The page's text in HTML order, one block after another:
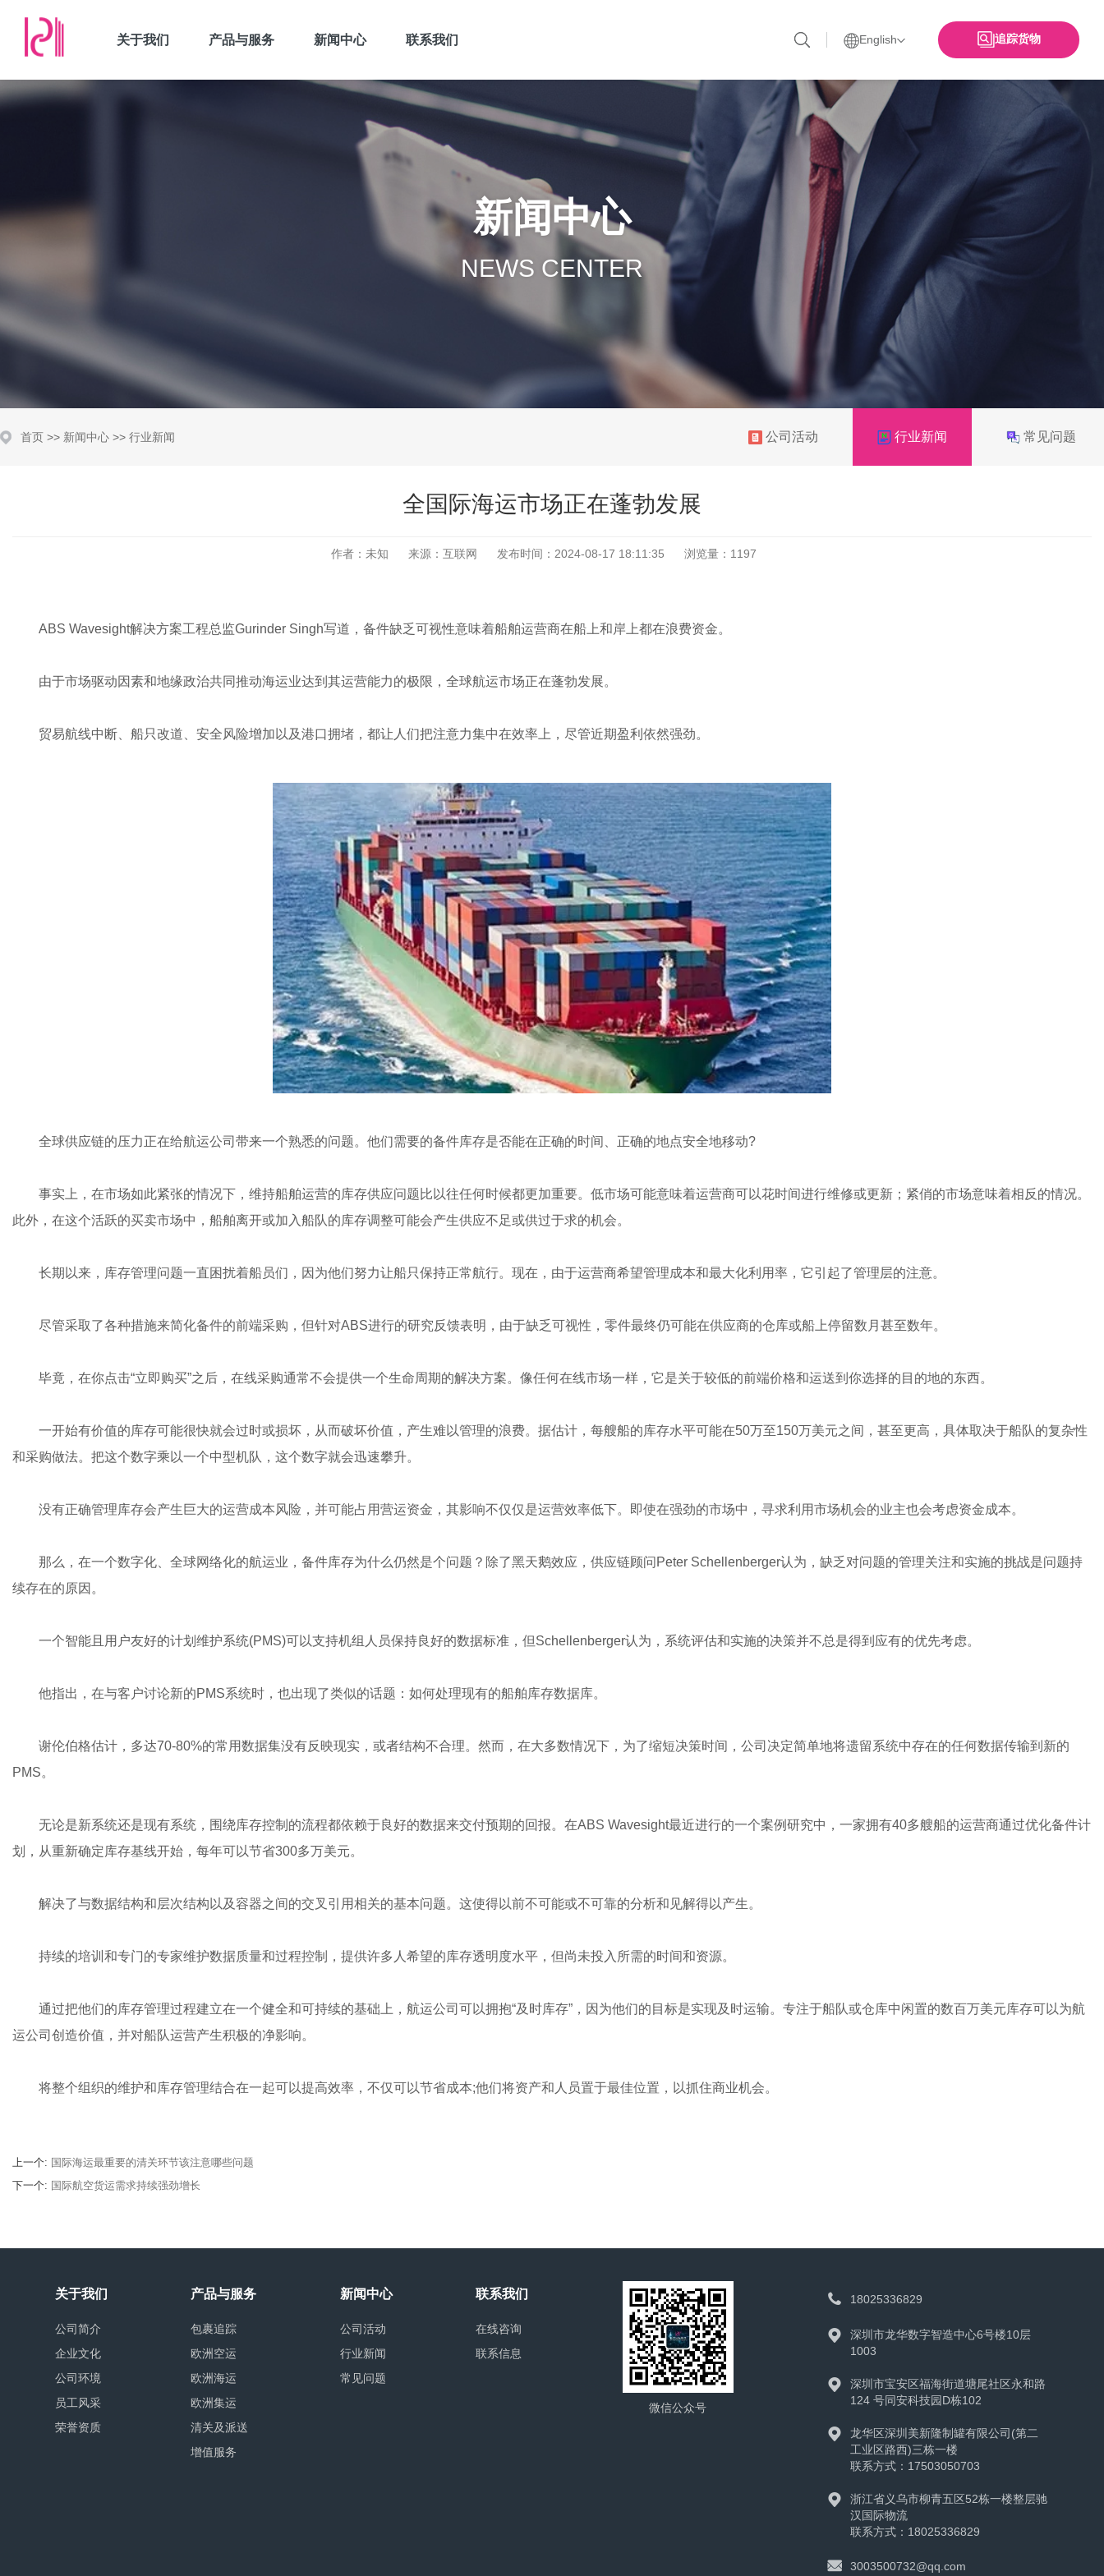
关于我们 产品与服务 新闻中心 联系我们 English 追踪货物
新闻中心
NEWS CENTER
首页 >> 新闻中心 >> 行业新闻 公司活动 行业新闻 常见问题
全国际海运市场正在蓬勃发展
作者：未知 来源：互联网 发布时间： 2024-08-17 18:11:35 浏览量： 1197
ABS Wavesight解决方案工程总监Gurinder Singh写道，备件缺乏可视性意味着船舶运营商在船上和岸上都在浪费资金。
由于市场驱动因素和地缘政治共同推动海运业达到其运营能力的极限，全球航运市场正在蓬勃发展。
贸易航线中断、船只改道、安全风险增加以及港口拥堵，都让人们把注意力集中在效率上，尽管近期盈利依然强劲。
全球供应链的压力正在给航运公司带来一个熟悉的问题。他们需要的备件库存是否能在正确的时间、正确的地点安全地移动?
事实上，在市场如此紧张的情况下，维持船舶运营的库存供应问题比以往任何时候都更加重要。低市场可能意味着运营商可以花时间进行维修或更新；紧俏的市场意味着相反的情况。
此外，在这个活跃的买卖市场中，船舶离开或加入船队的库存调整可能会产生供应不足或供过于求的机会。
长期以来，库存管理问题一直困扰着船员们，因为他们努力让船只保持正常航行。现在，由于运营商希望管理成本和最大化利用率，它引起了管理层的注意。
尽管采取了各种措施来简化备件的前端采购，但针对ABS进行的研究反馈表明，由于缺乏可视性，零件最终仍可能在供应商的仓库或船上停留数月甚至数年。
毕竟，在你点击“立即购买”之后，在线采购通常不会提供一个生命周期的解决方案。像任何在线市场一样，它是关于较低的前端价格和运送到你选择的目的地的东西。
一开始有价值的库存可能很快就会过时或损坏，从而破坏价值，产生难以管理的浪费。据估计，每艘船的库存水平可能在50万至150万美元之间，甚至更高，具体取决于船队的复杂性
和采购做法。把这个数字乘以一个中型机队，这个数字就会迅速攀升。
没有正确管理库存会产生巨大的运营成本风险，并可能占用营运资金，其影响不仅仅是运营效率低下。即使在强劲的市场中，寻求利用市场机会的业主也会考虑资金成本。
那么，在一个数字化、全球网络化的航运业，备件库存为什么仍然是个问题？除了黑天鹅效应，供应链顾问Peter Schellenberger认为，缺乏对问题的管理关注和实施的挑战是问题持
续存在的原因。
一个智能且用户友好的计划维护系统(PMS)可以支持机组人员保持良好的数据标准，但Schellenberger认为，系统评估和实施的决策并不总是得到应有的优先考虑。
他指出，在与客户讨论新的PMS系统时，也出现了类似的话题：如何处理现有的船舶库存数据库。
谢伦伯格估计，多达70-80%的常用数据集没有反映现实，或者结构不合理。然而，在大多数情况下，为了缩短决策时间，公司决定简单地将遗留系统中存在的任何数据传输到新的
PMS。
无论是新系统还是现有系统，围绕库存控制的流程都依赖于良好的数据来交付预期的回报。在ABS Wavesight最近进行的一个案例研究中，一家拥有40多艘船的运营商通过优化备件计
划，从重新确定库存基线开始，每年可以节省300多万美元。
解决了与数据结构和层次结构以及容器之间的交叉引用相关的基本问题。这使得以前不可能或不可靠的分析和见解得以产生。
持续的培训和专门的专家维护数据质量和过程控制，提供许多人希望的库存透明度水平，但尚未投入所需的时间和资源。
通过把他们的库存管理过程建立在一个健全和可持续的基础上，航运公司可以拥抱“及时库存”，因为他们的目标是实现及时运输。专注于船队或仓库中闲置的数百万美元库存可以为航
运公司创造价值，并对船队运营产生积极的净影响。
将整个组织的维护和库存管理结合在一起可以提高效率，不仅可以节省成本;他们将资产和人员置于最佳位置，以抓住商业机会。
上一个: 国际海运最重要的清关环节该注意哪些问题
下一个: 国际航空货运需求持续强劲增长
关于我们
公司简介
企业文化
公司环境
员工风采
荣誉资质
产品与服务
包裹追踪
欧洲空运
欧洲海运
欧洲集运
清关及派送
增值服务
新闻中心
公司活动
行业新闻
常见问题
联系我们
在线咨询
联系信息
微信公众号
 18025336829

深圳市龙华数字智造中心6号楼10层
1003

深圳市宝安区福海街道塘尾社区永和路
124 号同安科技园D栋102

龙华区深圳美新隆制罐有限公司(第二
工业区路西)三栋一楼
联系方式：17503050703

浙江省义乌市柳青五区52栋一楼整层驰
汉国际物流
联系方式：18025336829
 3003500732@qq.com